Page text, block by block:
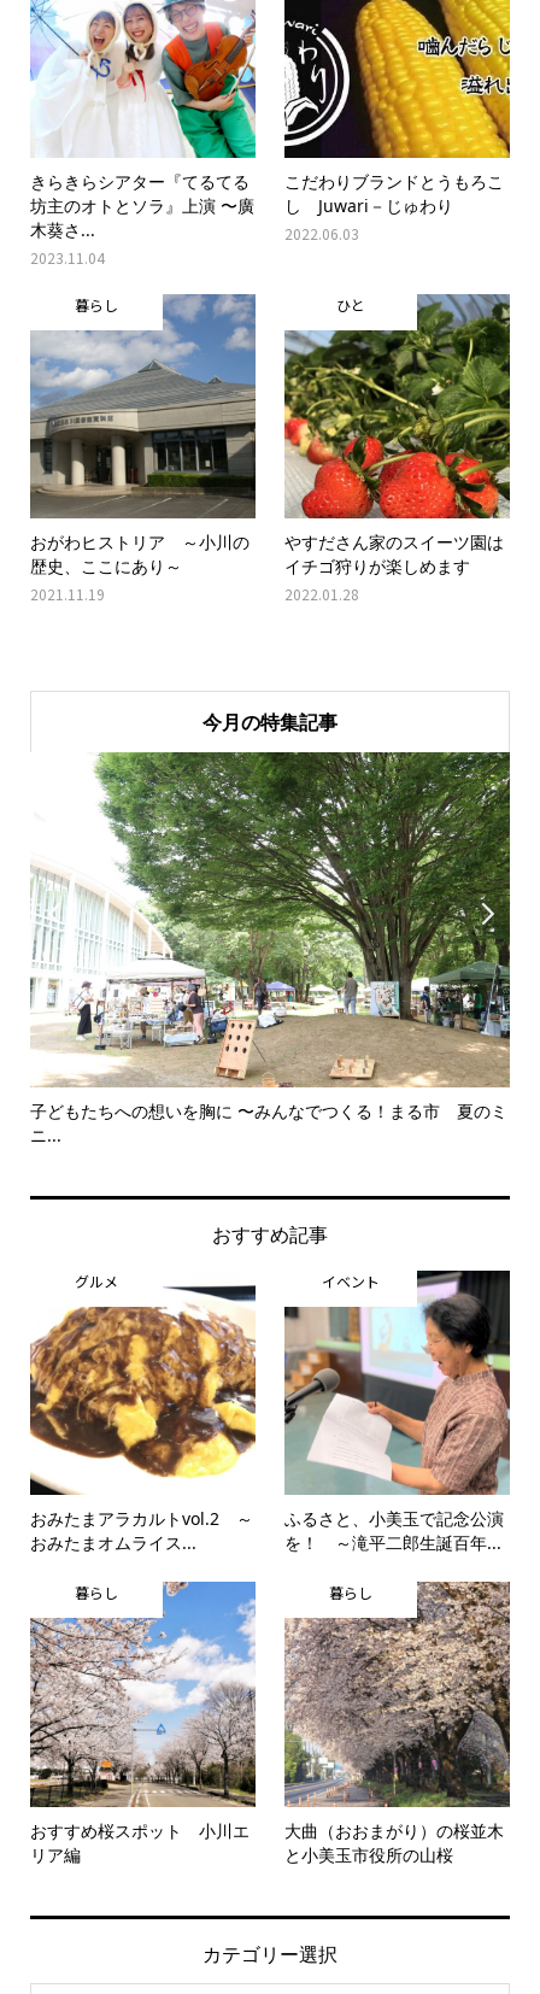
きらきらシアター『てるてる
坊主のオトとソラ』上演 〜廣
木葵さ...
2023.11.04
こだわりブランドとうもろこ
し Juwari－じゅわり
2022.06.03
暮らし
おがわヒストリア ～小川の
歴史、ここにあり～
2021.11.19
ひと
やすださん家のスイーツ園は
イチゴ狩りが楽しめます
2022.01.28
今月の特集記事

子どもたちへの想いを胸に 〜みんなでつくる！まる市 夏のミ
ニ...

おすすめ記事
グルメ
おみたまアラカルトvol.2 ～
おみたまオムライス...
イベント
ふるさと、小美玉で記念公演
を！ ～滝平二郎生誕百年...
暮らし
おすすめ桜スポット 小川エ
リア編
暮らし
大曲（おおまがり）の桜並木
と小美玉市役所の山桜
カテゴリー選択